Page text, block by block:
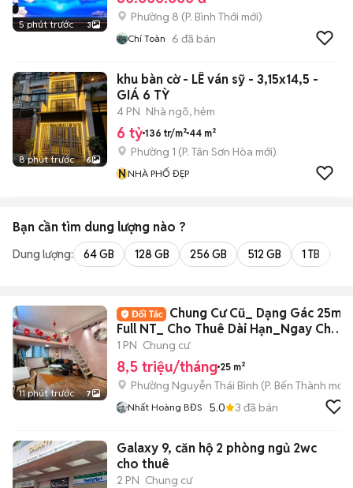
5 phút trước 3
Phường 8 (P. Bình Thới mới)
Chí Toàn 6 đã bán
8 phút trước 6
khu bàn cờ - LÊ ván sỹ - 3,15x14,5 -
GIÁ 6 TỲ
4 PN Nhà ngõ, hẻm
6 tỷ 136 tr/m² 44 m²
Phường 1 (P. Tân Sơn Hòa mới)
NNHÀ PHỐ ĐẸP
Bạn cần tìm dung lượng nào ?
Dung lượng: 64 GB 128 GB 256 GB 512 GB 1 TB
11 phút trước 7
Chung Cư Cũ_ Dạng Gác 25m2
Full NT_ Cho Thuê Dài Hạn_Ngay Chợ
BThanh
1 PN Chung cư
8,5 triệu/tháng 25 m²
Phường Nguyễn Thái Bình (P. Bến Thành mới)
Nhất Hoàng BĐS 5.0 3 đã bán
Galaxy 9, căn hộ 2 phòng ngủ 2wc
cho thuê
2 PN Chung cư